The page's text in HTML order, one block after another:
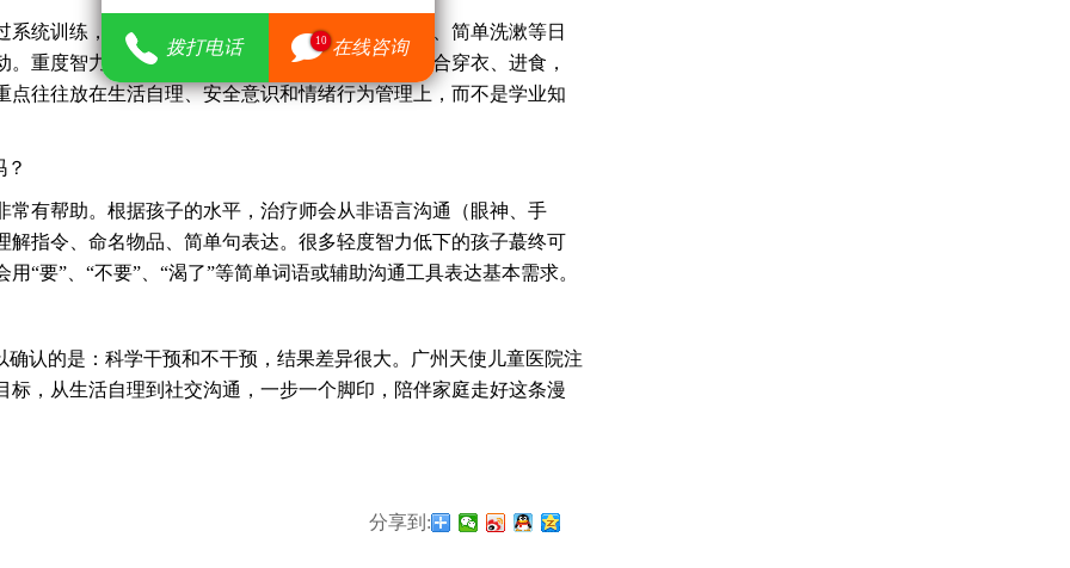
训练，大部分能够学会自己吃饭、穿衣、如厕、简单洗漱等日
重度智力低下的孩子，也能在一定程度上学会配合穿衣、进食，
往往放在生活自理、安全意识和情绪行为管理上，而不是学业知
帮助。根据孩子的水平，治疗师会从非语言沟通（眼神、手
指令、命名物品、简单句表达。很多轻度智力低下的孩子蕞终可
“要”、“不要”、“渴了”等简单词语或辅助沟通工具表达基本需求。
的是：科学干预和不干预，结果差异很大。广州天使儿童医院注
，从生活自理到社交沟通，一步一个脚印，陪伴家庭走好这条漫
分享到:
拨打电话 10 在线咨询